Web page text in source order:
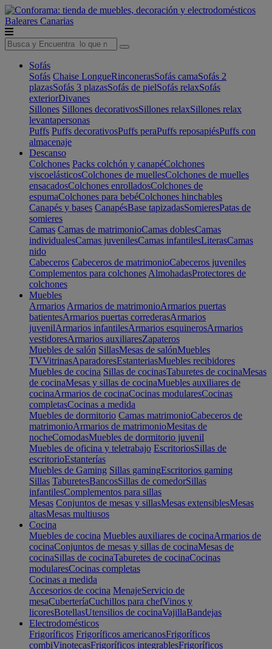
Baleares Canarias
Sofás
Sofás Chaise LongueRinconerasSofás camaSofás 2
plazasSofás 3 plazasSofás de pielSofás relaxSofás
exteriorDivanes
Sillones Sillones decorativosSillones relaxSillones relax
levantapersonas
Puffs Puffs decorativosPuffs peraPuffs reposapiésPuffs con
almacenaje
Descanso
Colchones Packs colchón y canapéColchones
viscoelásticosColchones de muellesColchones de muelles
ensacadosColchones enrolladosColchones de
espumaColchones para bebéColchones hinchables
Canapés y bases CanapésBase tapizadasSomieresPatas de
somieres
Camas Camas de matrimonioCamas doblesCamas
individualesCamas juvenilesCamas infantilesLiterasCamas
nido
Cabeceros Cabeceros de matrimonioCabeceros juveniles
Complementos para colchones AlmohadasProtectores de
colchones
Muebles
Armarios Armarios de matrimonioArmarios puertas
batientesArmarios puertas correderasArmarios
juvenilArmarios infantilesArmarios esquinerosArmarios
vestidoresArmarios auxiliaresZapateros
Muebles de salón SillasMesas de salónMuebles
TVVitrinasAparadoresEstanteriasMuebles recibidores
Muebles de cocina Sillas de cocinasTaburetes de cocinaMesas
de cocinaMesas y sillas de cocinaMuebles auxiliares de
cocinaArmarios de cocinaCocinas modularesCocinas
completasCocinas a medida
Muebles de dormitorio Camas matrimonioCabeceros de
matrimonioArmarios de matrimonioMesitas de
nocheComodasMuebles de dormitorio juvenil
Muebles de oficina y teletrabajo EscritoriosSillas de
escritorioEstanterías
Muebles de Gaming Sillas gamingEscritorios gaming
Sillas TaburetesBancosSillas de comedorSillas
infantilesComplementos para sillas
Mesas Conjuntos de mesas y sillasMesas extensiblesMesas
altasMesas multiusos
Cocina
Muebles de cocina Muebles auxiliares de cocinaArmarios de
cocinaConjuntos de mesas y sillas de cocinaMesas de
cocinaSillas de cocinaTaburetes de cocinaCocinas
modularesCocinas completas
Cocinas a medida
Accesorios de cocina MenajeServicio de
mesaCuberteríaCuchillos para chefVinos y
licoresBotellasUtensilios de cocinaVajillaBandejas
Electrodomésticos
Frigoríficos Frigoríficos americanosFrigoríficos
combiVinotecasFrigoríficos integrablesFrigoríficos